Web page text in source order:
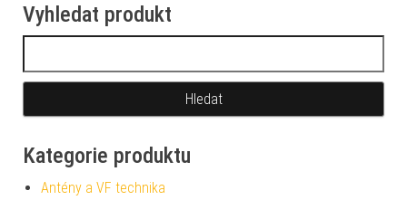
Vyhledat produkt
Kategorie produktu
Antény a VF technika